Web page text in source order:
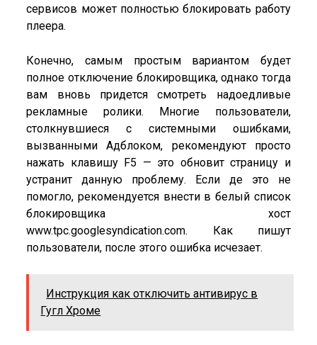
сервисов может полностью блокировать работу
плеера.
Конечно, самым простым вариантом будет
полное отключение блокировщика, однако тогда
вам вновь придется смотреть надоедливые
рекламные ролики. Многие пользователи,
столкнувшиеся с системными ошибками,
вызванными Адблоком, рекомендуют просто
нажать клавишу F5 — это обновит страницу и
устранит данную проблему. Если де это не
помогло, рекомендуется внести в белый список
блокировщика хост
www.tpc.googlesyndication.com. Как пишут
пользователи, после этого ошибка исчезает.
Инструкция как отключить антивирус в
Гугл Хроме